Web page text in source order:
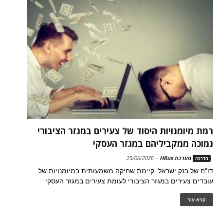
רמת מיומנויות היסוד של צעירים במגזר הציבורי
נמוכה ממקביליהם במגזר העסקי
הדרכה מערכת HRus -
25/06/2026
דו"ח של בנק ישראל: קיימת שחיקה משמעותית במיומנויות של
עובדים צעירים במגזר הציבורי לעומת צעירים במגזר העסקי
קרא עוד